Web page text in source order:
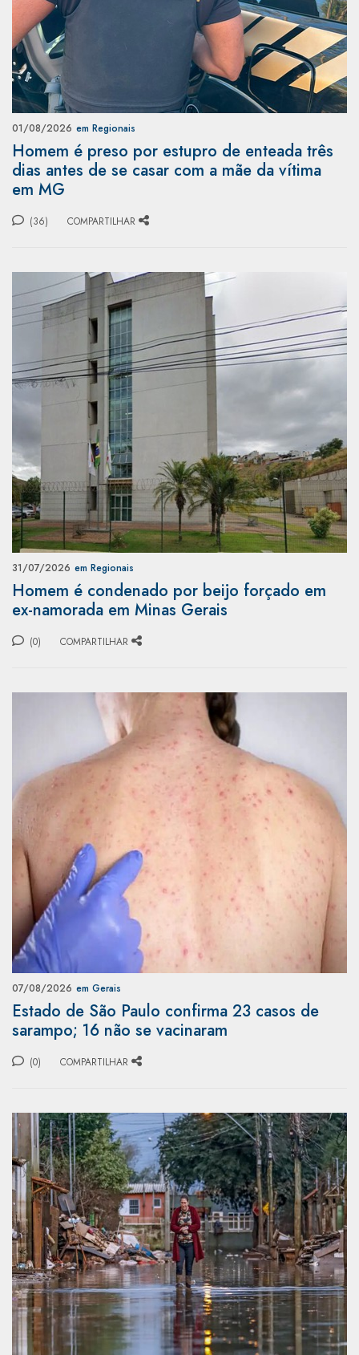
01/08/2026 em Regionais
Homem é preso por estupro de enteada três
dias antes de se casar com a mãe da vítima
em MG
(36) COMPARTILHAR
31/07/2026 em Regionais
Homem é condenado por beijo forçado em
ex-namorada em Minas Gerais
(0) COMPARTILHAR
07/08/2026 em Gerais
Estado de São Paulo confirma 23 casos de
sarampo; 16 não se vacinaram
(0) COMPARTILHAR